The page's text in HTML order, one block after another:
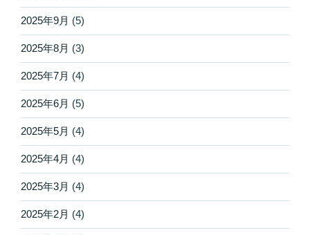
2025年9月 (5)
2025年8月 (3)
2025年7月 (4)
2025年6月 (5)
2025年5月 (4)
2025年4月 (4)
2025年3月 (4)
2025年2月 (4)